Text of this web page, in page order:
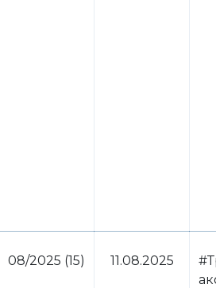
08/2025 (15) 11.08.2025